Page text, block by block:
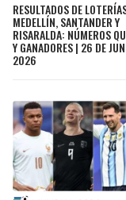
RESULTADOS DE
MEDELLÍN, SANTANDER Y
RISARALDA: NÚMEROS
Y GANADORES | 26 DE
2026